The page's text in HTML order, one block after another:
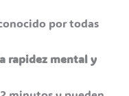
por todas
rapidez mental y